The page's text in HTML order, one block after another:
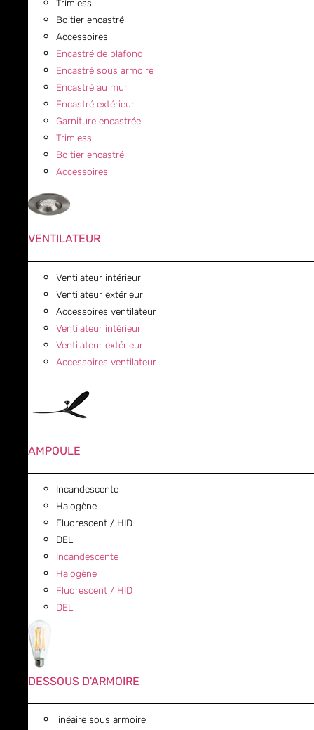
Trimless
Boitier encastré
Accessoires
Encastré de plafond
Encastré sous armoire
Encastré au mur
Encastré extérieur
Garniture encastrée
Trimless
Boitier encastré
Accessoires
VENTILATEUR
Ventilateur intérieur
Ventilateur extérieur
Accessoires ventilateur
Ventilateur intérieur
Ventilateur extérieur
Accessoires ventilateur
AMPOULE
Incandescente
Halogène
Fluorescent / HID
DEL
Incandescente
Halogène
Fluorescent / HID
DEL
DESSOUS D'ARMOIRE
linéaire sous armoire